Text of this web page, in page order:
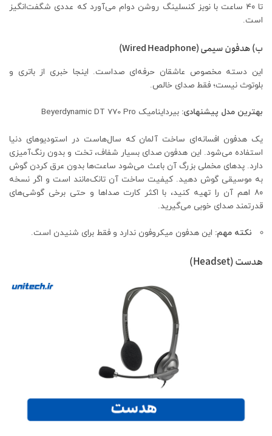
تا ۴۰ ساعت با نویز کنسلینگ روشن دوام می‌آورد که عددی شگفت‌انگیز
است.
ب) هدفون سیمی (Wired Headphone)
این دسته مخصوص عاشقان حرفه‌ای صداست. اینجا خبری از باتری و
بلوتوث نیست؛ فقط صدای خالص.
بهترین مدل پیشنهادی: بیرداینامیک Beyerdynamic DT 770 Pro
یک هدفون افسانه‌ای ساخت آلمان که سال‌هاست در استودیوهای دنیا
استفاده می‌شود. این هدفون صدای بسیار شفاف، تخت و بدون رنگ‌آمیزی
دارد. پدهای مخملی بزرگ آن باعث می‌شود ساعت‌ها بدون عرق کردن گوش
به موسیقی گوش دهید. کیفیت ساخت آن تانک‌مانند است و اگر نسخه
۸۰ اهم آن را تهیه کنید، با اکثر کارت صداها و حتی برخی گوشی‌های
قدرتمند صدای خوبی می‌گیرید.
نکته مهم: این هدفون میکروفون ندارد و فقط برای شنیدن است.
هدست (Headset)